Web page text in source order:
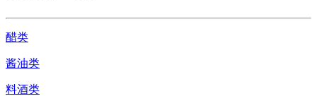
醋类
酱油类
料酒类